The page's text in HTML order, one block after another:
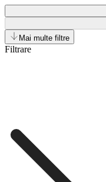
Mai multe filtre
Filtrare